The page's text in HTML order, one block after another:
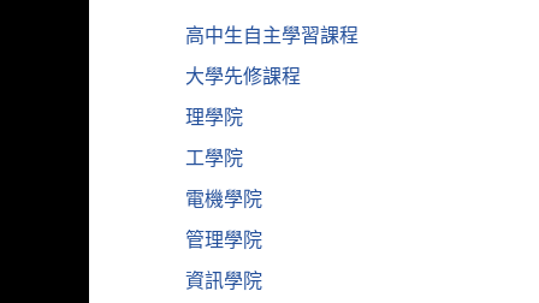
高中生自主學習課程
大學先修課程
理學院
工學院
電機學院
管理學院
資訊學院